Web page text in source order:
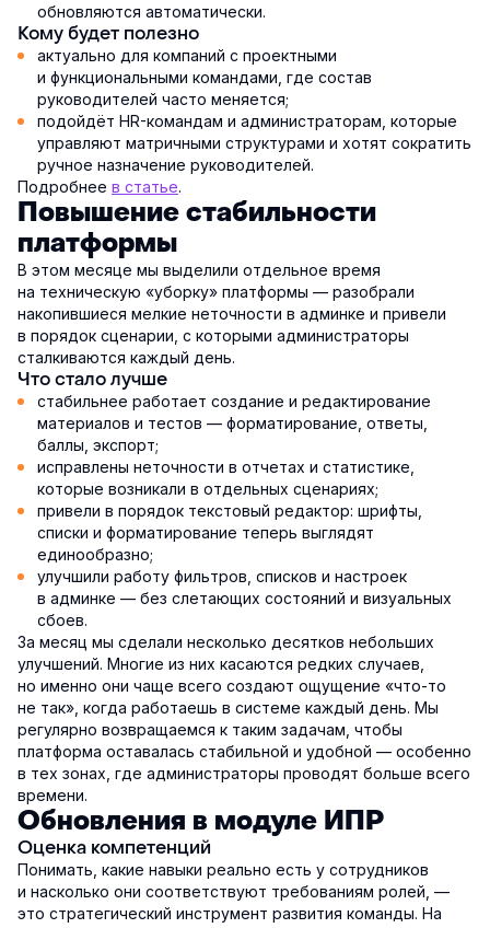
обновляются автоматически.
Кому будет полезно
актуально для компаний с проектными
и функциональными командами, где состав
руководителей часто меняется;
подойдёт HR-командам и администраторам, которые
управляют матричными структурами и хотят сократить
ручное назначение руководителей.
Подробнее в статье.
Повышение стабильности
платформы
В этом месяце мы выделили отдельное время
на техническую «уборку» платформы — разобрали
накопившиеся мелкие неточности в админке и привели
в порядок сценарии, с которыми администраторы
сталкиваются каждый день.
Что стало лучше
стабильнее работает создание и редактирование
материалов и тестов — форматирование, ответы,
баллы, экспорт;
исправлены неточности в отчетах и статистике,
которые возникали в отдельных сценариях;
привели в порядок текстовый редактор: шрифты,
списки и форматирование теперь выглядят
единообразно;
улучшили работу фильтров, списков и настроек
в админке — без слетающих состояний и визуальных
сбоев.
За месяц мы сделали несколько десятков небольших
улучшений. Многие из них касаются редких случаев,
но именно они чаще всего создают ощущение «что-то
не так», когда работаешь в системе каждый день. Мы
регулярно возвращаемся к таким задачам, чтобы
платформа оставалась стабильной и удобной — особенно
в тех зонах, где администраторы проводят больше всего
времени.
Обновления в модуле ИПР
Оценка компетенций
Понимать, какие навыки реально есть у сотрудников
и насколько они соответствуют требованиям ролей, —
это стратегический инструмент развития команды. На